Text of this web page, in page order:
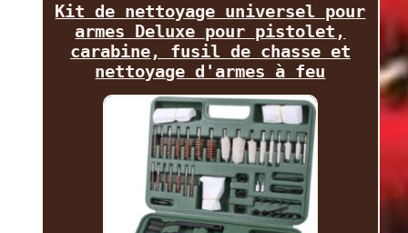
Kit de nettoyage universel pour
armes Deluxe pour pistolet,
carabine, fusil de chasse et
nettoyage d'armes à feu